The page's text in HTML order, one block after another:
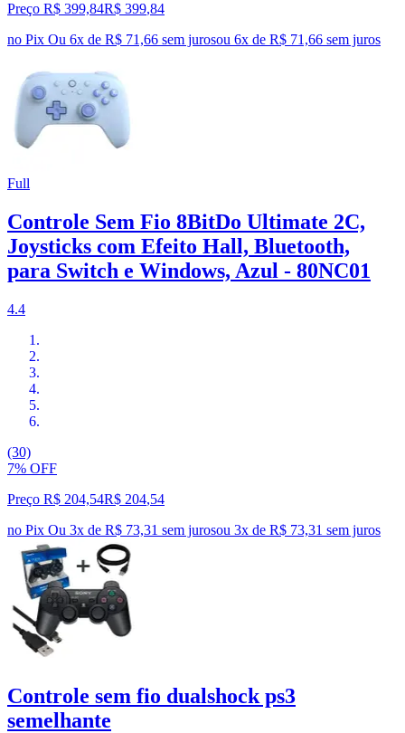
Preço R$ 399,84R$ 399,84
no Pix Ou 6x de R$ 71,66 sem jurosou 6x de R$ 71,66 sem juros
Full
Controle Sem Fio 8BitDo Ultimate 2C,
Joysticks com Efeito Hall, Bluetooth,
para Switch e Windows, Azul - 80NC01
4.4
(30)
7% OFF
Preço R$ 204,54R$ 204,54
no Pix Ou 3x de R$ 73,31 sem jurosou 3x de R$ 73,31 sem juros
Controle sem fio dualshock ps3
semelhante